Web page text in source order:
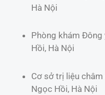
Hà Nội
Phòng khám Đông
Hồi, Hà Nội
Cơ sở trị liệu
Ngọc Hồi, Hà Nội